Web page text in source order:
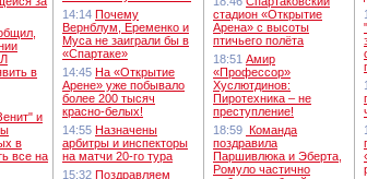
в
и
в
все на
14:14 Почему
Вернблум, Еременко и
Муса не заиграли бы в
«Спартаке»
14:45 На «Открытие
Арене» уже побывало
более 200 тысяч
красно-белых!
14:55 Назначены
арбитры и инспекторы
на матчи 20-го тура
15:32 Поздравляем
стадион «Открытие
Арена» с высоты
птичьего полёта
18:51 Амир
«Профессор»
Хуслютдинов:
Пиротехника – не
преступление!
18:59 Команда
поздравила
Паршивлюка и Эберта,
Ромуло частично